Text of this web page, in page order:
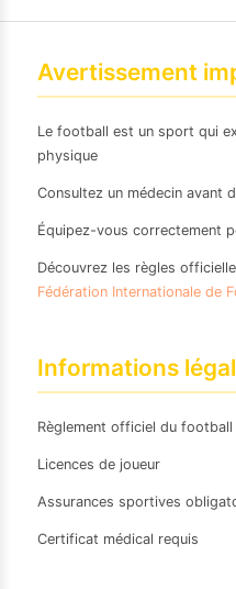
Avertissement
Le football est un sport qui
physique
Consultez un médecin avant
Équipez-vous correctement
Découvrez les règles
Fédération Internationale de
Informations
Règlement officiel du football
Licences de joueur
Assurances sportives
Certificat médical requis